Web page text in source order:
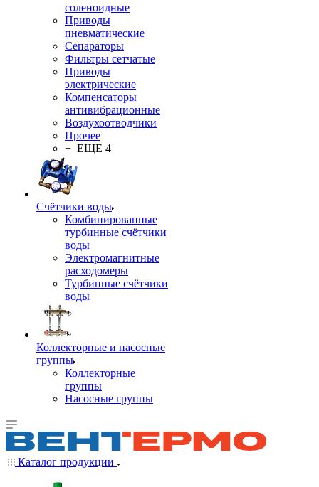
соленоидные
Приводы
пневматические
Сепараторы
Фильтры сетчатые
Приводы
электрические
Компенсаторы
антивибрационные
Воздухоотводчики
Прочее
+ ЕЩЕ 4
Счётчики воды
Комбинированные
турбинные счётчики
воды
Электромагнитные
расходомеры
Турбинные счётчики
воды
Коллекторные и насосные
группы
Коллекторные
группы
Насосные группы
Каталог продукции